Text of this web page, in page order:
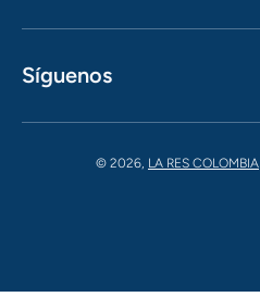
Síguenos
© 2026, LA RES COLOMBIA